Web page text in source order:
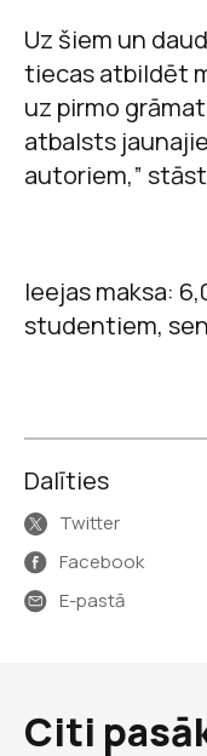
Uz šiem un
tiecas atbildēt
uz pirmo
atbalsts
autoriem,”
Ieejas maksa:
studentiem,
Dalīties
Twitter
Facebook
E-pastā
Citi